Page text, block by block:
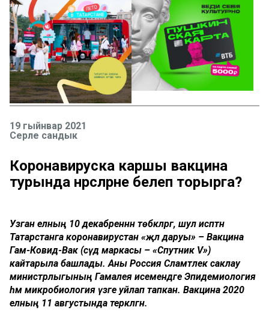
19 гыйнвар 2021
Серле сандык
Коронавируска каршы вакцина
турында нәрсәләрне белеп торырга?
Узган елның 10 декабреннән төбәкләргә, шул исәптән
Татарстанга коронавирустан «әҗәл даруы» – Вакцина
Гам-Ковид-Вак (сәүдә маркасы – «Спутник V»)
кайтарыла башлады. Аны Россия Сәламәтлек саклау
министрлыгының Гамалея исемендәге Эпидемиология
һәм микробиология үзәге уйлап тапкан. Вакцина 2020
елның 11 августында теркәлгән.